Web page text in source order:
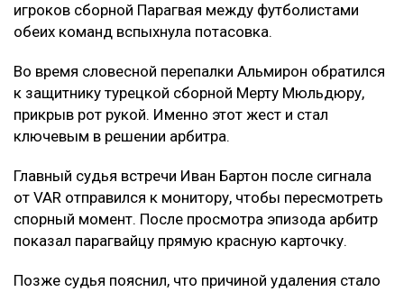
игроков сборной Парагвая между футболистами
обеих команд вспыхнула потасовка.
Во время словесной перепалки Альмирон обратился
к защитнику турецкой сборной Мерту Мюльдюру,
прикрыв рот рукой. Именно этот жест и стал
ключевым в решении арбитра.
Главный судья встречи Иван Бартон после сигнала
от VAR отправился к монитору, чтобы пересмотреть
спорный момент. После просмотра эпизода арбитр
показал парагвайцу прямую красную карточку.
Позже судья пояснил, что причиной удаления стало